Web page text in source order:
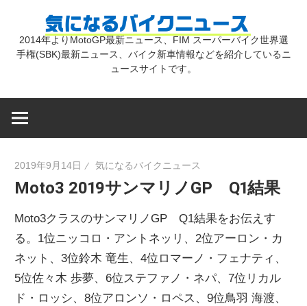
気
バ
イ
ク
2014年よりMotoGP最新ニュース、FIM スーパーバイク世界選
手権(SBK)最新ニュース、バイク新車情報などを紹介しているニ
ュースサイトです。
2019年9月14日 気になるバイクニュース
Moto3 2019サンマリノGP Q1結果
Moto3クラスのサンマリノGP Q1結果をお伝えす
る。1位ニッコロ・アントネッリ、2位アーロン・カ
ネット、3位鈴木 竜生、4位ロマーノ・フェナティ、
5位佐々木 歩夢、6位ステファノ・ネパ、7位リカル
ド・ロッシ、8位アロンソ・ロペス、9位鳥羽 海渡、